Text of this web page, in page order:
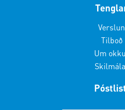
Verslun
Tilboð
Um